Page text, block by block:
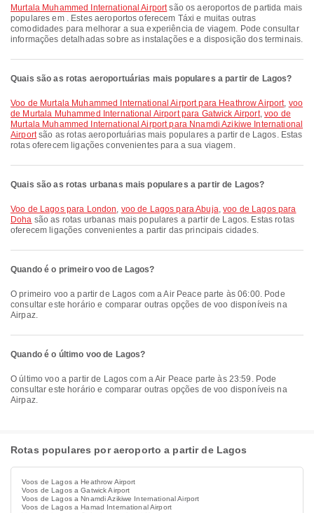
Murtala Muhammed International Airportsão os aeroportos de partida mais
populares em . Estes aeroportos oferecem Táxi e muitas outras
comodidades para melhorar a sua experiência de viagem. Pode consultar
informações detalhadas sobre as instalações e a disposição dos terminais.
Quais são as rotas aeroportuárias mais populares a partir de Lagos?
voo de Murtala Muhammed International Airport para Heathrow Airport, voo
de Murtala Muhammed International Airport para Gatwick Airport, voo de
Murtala Muhammed International Airport para Nnamdi Azikiwe International
Airportsão as rotas aeroportuárias mais populares a partir de Lagos. Estas
rotas oferecem ligações convenientes para a sua viagem.
Quais são as rotas urbanas mais populares a partir de Lagos?
voo de Lagos para London, voo de Lagos para Abuja,voo de Lagos para
Doha são as rotas urbanas mais populares a partir de Lagos. Estas rotas
oferecem ligações convenientes a partir das principais cidades.
Quando é o primeiro voo de Lagos?
O primeiro voo a partir de Lagos com a Air Peace parte às 06:00. Pode
consultar este horário e comparar outras opções de voo disponíveis na
Airpaz.
Quando é o último voo de Lagos?
O último voo a partir de Lagos com a Air Peace parte às 23:59. Pode
consultar este horário e comparar outras opções de voo disponíveis na
Airpaz.
Rotas populares por aeroporto a partir de Lagos
Voos de Lagos a Heathrow Airport
Voos de Lagos a Gatwick Airport
Voos de Lagos a Nnamdi Azikiwe International Airport
Voos de Lagos a Hamad International Airport